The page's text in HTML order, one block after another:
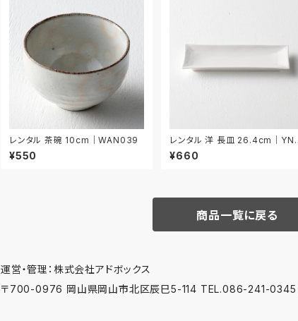
レンタル 茶碗 10cm｜WAN039
¥550
レンタル 洋 長皿 26.4cm｜YNA
A005
¥660
商品一覧に戻る
運営・管理：株式会社アドボックス
〒700-0976 岡山県岡山市北区辰巳5-114 TEL.086-241-